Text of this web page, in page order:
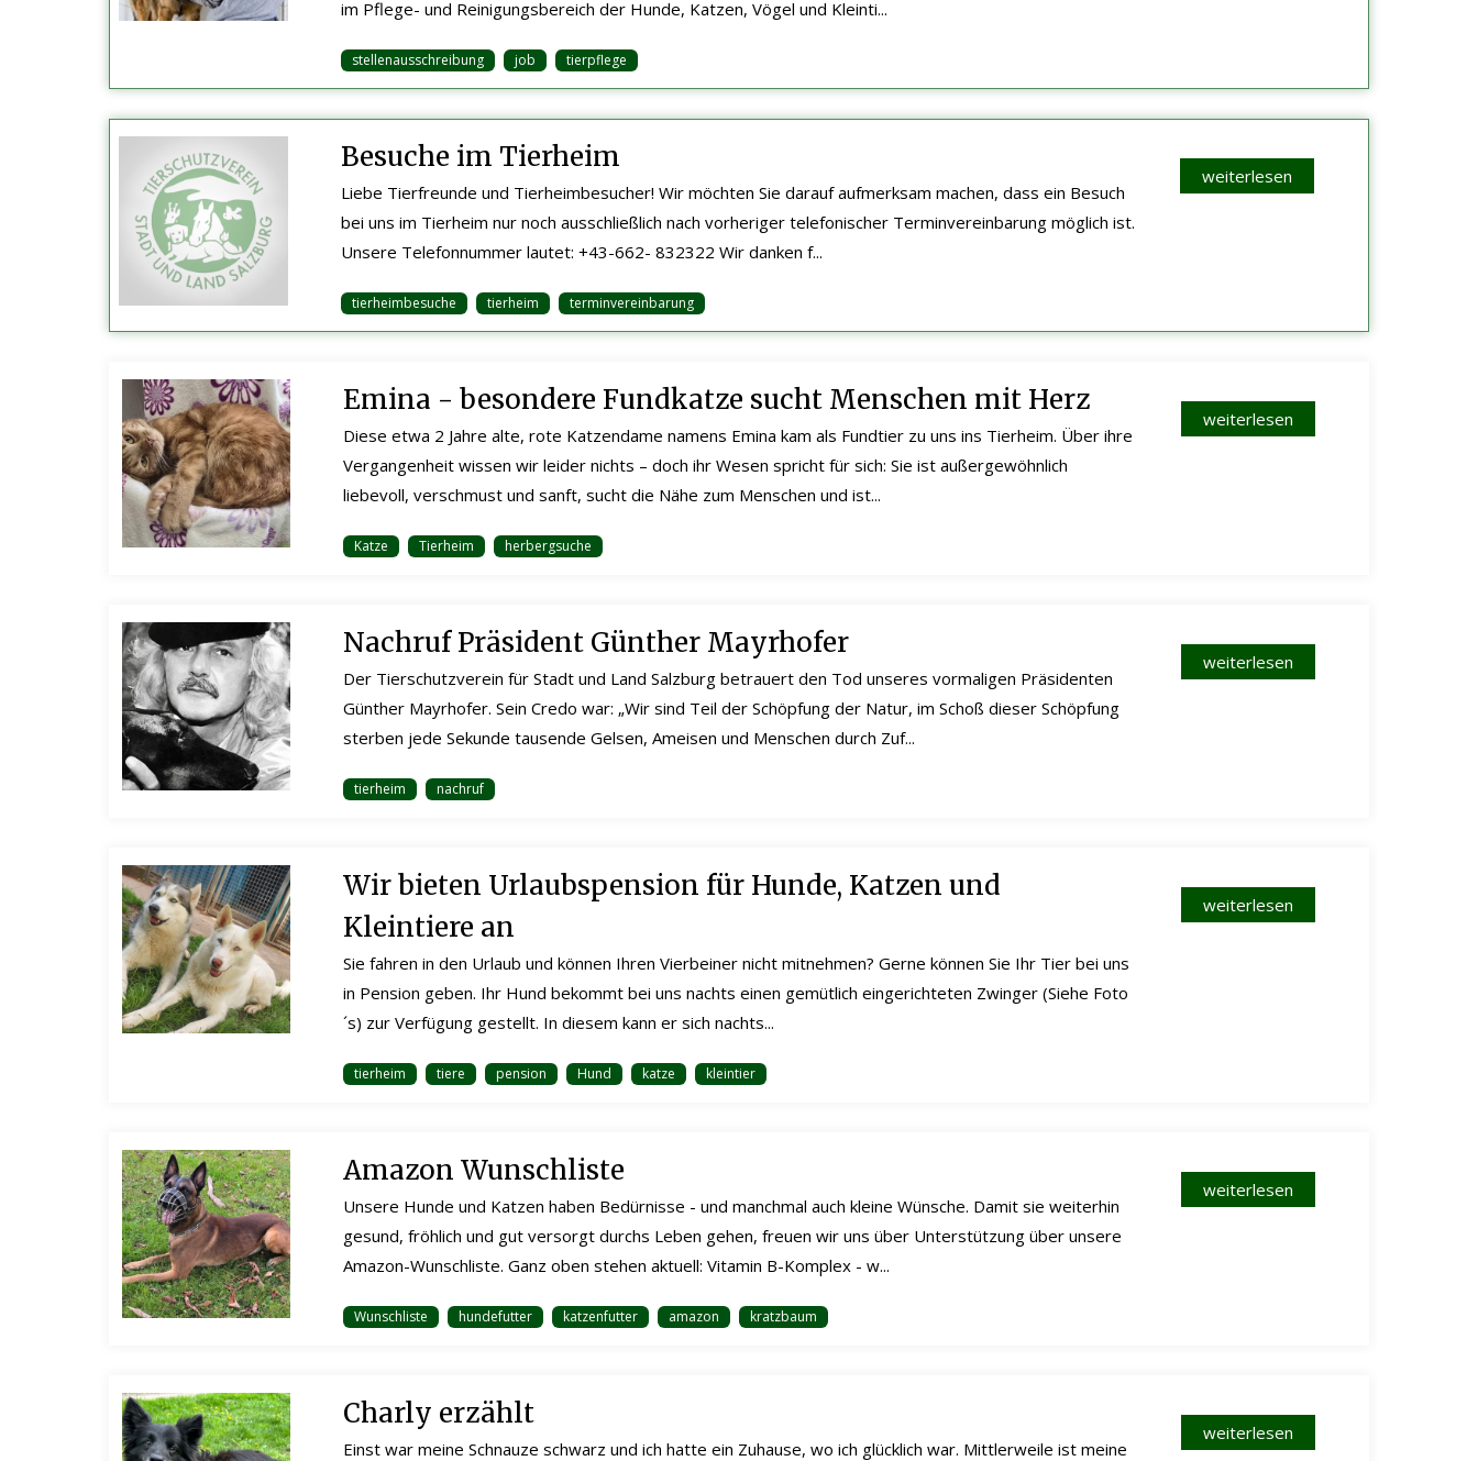
im Pflege- und Reinigungsbereich der Hunde, Katzen, Vögel und Kleinti...
stellenausschreibung job tierpflege
Besuche im Tierheim
Liebe Tierfreunde und Tierheimbesucher! Wir möchten Sie darauf aufmerksam machen, dass ein Besuch
bei uns im Tierheim nur noch ausschließlich nach vorheriger telefonischer Terminvereinbarung möglich ist.
Unsere Telefonnummer lautet: +43-662- 832322 Wir danken f...
tierheimbesuche tierheim terminvereinbarung
weiterlesen
Emina - besondere Fundkatze sucht Menschen mit Herz
Diese etwa 2 Jahre alte, rote Katzendame namens Emina kam als Fundtier zu uns ins Tierheim. Über ihre
Vergangenheit wissen wir leider nichts – doch ihr Wesen spricht für sich: Sie ist außergewöhnlich
liebevoll, verschmust und sanft, sucht die Nähe zum Menschen und ist...
Katze Tierheim herbergsuche
weiterlesen
Nachruf Präsident Günther Mayrhofer
Der Tierschutzverein für Stadt und Land Salzburg betrauert den Tod unseres vormaligen Präsidenten
Günther Mayrhofer. Sein Credo war: „Wir sind Teil der Schöpfung der Natur, im Schoß dieser Schöpfung
sterben jede Sekunde tausende Gelsen, Ameisen und Menschen durch Zuf...
tierheim nachruf
weiterlesen
Wir bieten Urlaubspension für Hunde, Katzen und
Kleintiere an
Sie fahren in den Urlaub und können Ihren Vierbeiner nicht mitnehmen? Gerne können Sie Ihr Tier bei uns
in Pension geben. Ihr Hund bekommt bei uns nachts einen gemütlich eingerichteten Zwinger (Siehe Foto
´s) zur Verfügung gestellt. In diesem kann er sich nachts...
tierheim tiere pension Hund katze kleintier
weiterlesen
Amazon Wunschliste
Unsere Hunde und Katzen haben Bedürnisse - und manchmal auch kleine Wünsche. Damit sie weiterhin
gesund, fröhlich und gut versorgt durchs Leben gehen, freuen wir uns über Unterstützung über unsere
Amazon-Wunschliste. Ganz oben stehen aktuell: Vitamin B-Komplex - w...
Wunschliste hundefutter katzenfutter amazon kratzbaum
weiterlesen
Charly erzählt
Einst war meine Schnauze schwarz und ich hatte ein Zuhause, wo ich glücklich war. Mittlerweile ist meine
weiterlesen